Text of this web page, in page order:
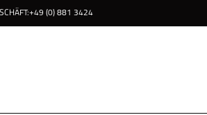
+49 (0) 881 3424
LEISTUNGEN AKTUELLES